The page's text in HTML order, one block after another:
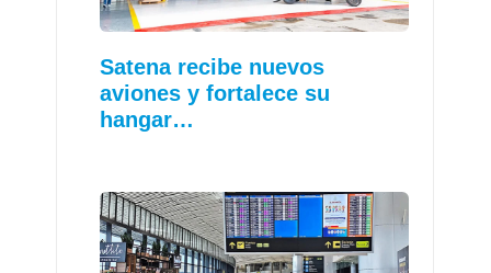
Satena recibe nuevos
aviones y fortalece su
hangar…